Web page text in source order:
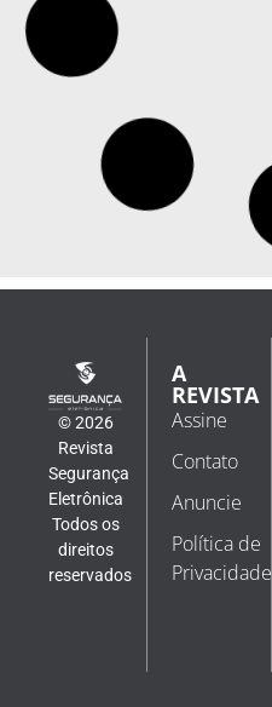
© 2026
Revista
Segurança
Eletrônica
Todos os
direitos
reservados
A
REVISTA
Assine
Contato
Anuncie
Política de
Privacidade